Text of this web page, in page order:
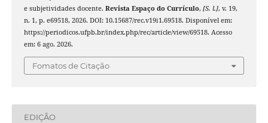
e subjetividades docente. Revista Espaço do Currículo, [S. l.], v. 19,
n. 1, p. e69518, 2026. DOI: 10.15687/rec.v19i1.69518. Disponível em:
https://periodicos.ufpb.br/index.php/rec/article/view/69518. Acesso
em: 6 ago. 2026.
Fomatos de Citação
EDIÇÃO